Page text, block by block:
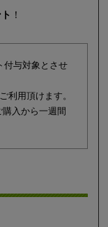
！
付与対象とさせ
利用頂けます。
入から一週間